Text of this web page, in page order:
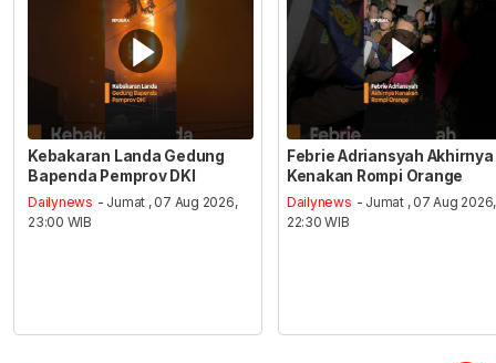
Kebakaran Landa Gedung
Bapenda Pemprov DKI
Dailynews - Jumat , 07 Aug 2026,
23:00 WIB
Febrie Adriansyah Akhirnya
Kenakan Rompi Orange
Dailynews - Jumat , 07 Aug 2026,
22:30 WIB